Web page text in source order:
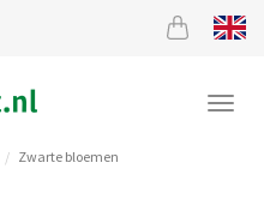
Zwarte bloemen